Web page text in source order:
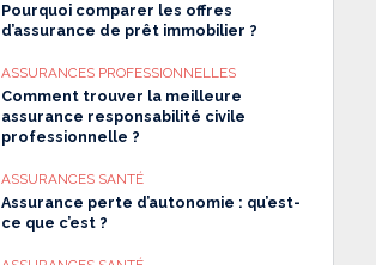
Pourquoi comparer les offres
d’assurance de prêt immobilier ?
ASSURANCES PROFESSIONNELLES
Comment trouver la meilleure
assurance responsabilité civile
professionnelle ?
ASSURANCES SANTÉ
Assurance perte d’autonomie : qu’est-
ce que c’est ?